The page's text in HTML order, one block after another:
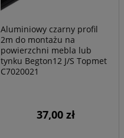
Aluminiowy czarny profil
2m do montażu na
powierzchni mebla lub
tynku Begton12 J/S Topmet
C7020021
37,00 zł